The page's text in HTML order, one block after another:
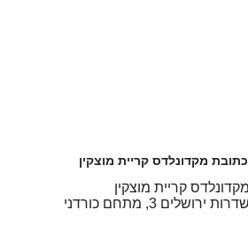
כתובת מקדונלדס קריית מוצקין
קריית מוצקין
ירושלים 3, מתחם כורדני